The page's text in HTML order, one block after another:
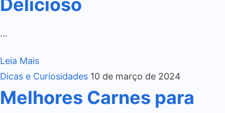
Delicioso
…
Leia Mais
Dicas e Curiosidades 10 de março de 2024
Melhores Carnes para